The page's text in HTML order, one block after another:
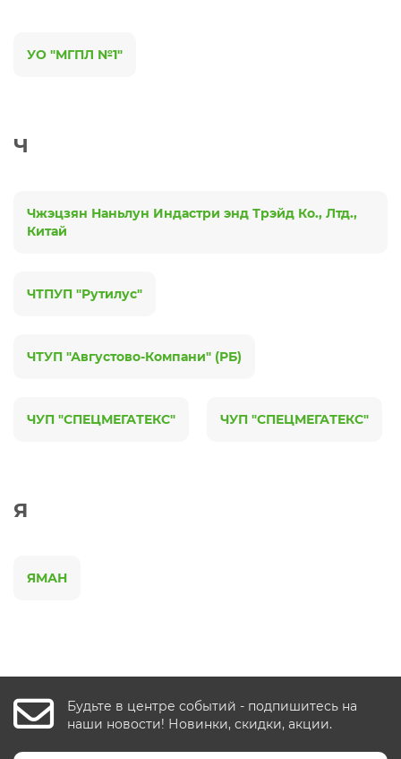
УО "МГПЛ №1"
Ч
Чжэцзян Наньлун Индастри энд Трэйд Ко., Лтд.,
Китай
ЧТПУП "Рутилус"
ЧТУП "Августово-Компани" (РБ)
ЧУП "СПЕЦМЕГАТЕКС" ЧУП "СПЕЦМЕГАТЕКС"
Я
ЯМАН
Будьте в центре событий - подпишитесь на
наши новости! Новинки, скидки, акции.